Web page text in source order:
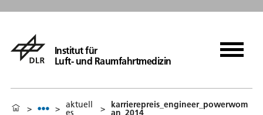
Institut für
Luft- und Raumfahrtmedizin
> > aktuell
es > karrierepreis_engineer_powerwom
an_2014